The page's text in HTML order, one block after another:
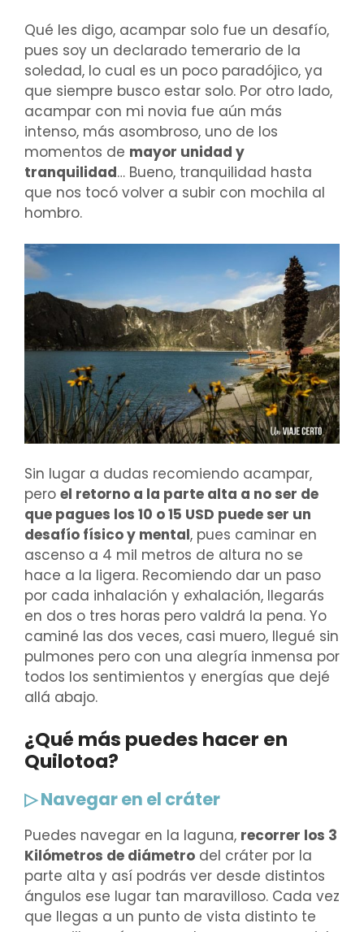
Qué les digo, acampar solo fue un desafío,
pues soy un declarado temerario de la
soledad, lo cual es un poco paradójico, ya
que siempre busco estar solo. Por otro lado,
acampar con mi novia fue aún más
intenso, más asombroso, uno de los
momentos de mayor unidad y
tranquilidad… Bueno, tranquilidad hasta
que nos tocó volver a subir con mochila al
hombro.
Sin lugar a dudas recomiendo acampar,
pero el retorno a la parte alta a no ser de
que pagues los 10 o 15 USD puede ser un
desafío físico y mental, pues caminar en
ascenso a 4 mil metros de altura no se
hace a la ligera. Recomiendo dar un paso
por cada inhalación y exhalación, llegarás
en dos o tres horas pero valdrá la pena. Yo
caminé las dos veces, casi muero, llegué sin
pulmones pero con una alegría inmensa por
todos los sentimientos y energías que dejé
allá abajo.
¿Qué más puedes hacer en
Quilotoa?
▷ Navegar en el cráter
Puedes navegar en la laguna, recorrer los 3
Kilómetros de diámetro del cráter por la
parte alta y así podrás ver desde distintos
ángulos ese lugar tan maravilloso. Cada vez
que llegas a un punto de vista distinto te